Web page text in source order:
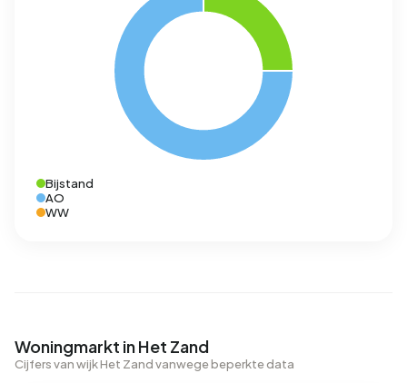
Bijstand
AO
WW
Woningmarkt in Het Zand
Cijfers van wijk Het Zand vanwege beperkte data